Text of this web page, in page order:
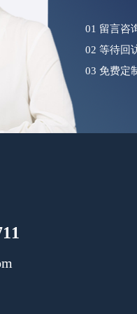
01 留言咨
02 等待回
03 免费定